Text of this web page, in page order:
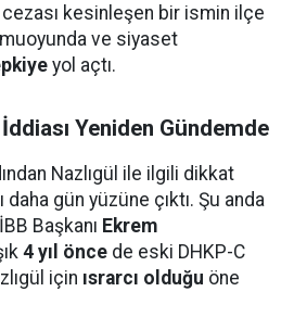
cezası kesinleşen bir ismin ilçe
ve siyaset
yol açtı.
Yeniden Gündemde
Nazlıgül ile ilgili dikkat
daha gün yüzüne çıktı. Şu anda
Başkanı Ekrem
4 yıl önce de eski DHKP-C
için ısrarcı olduğu öne